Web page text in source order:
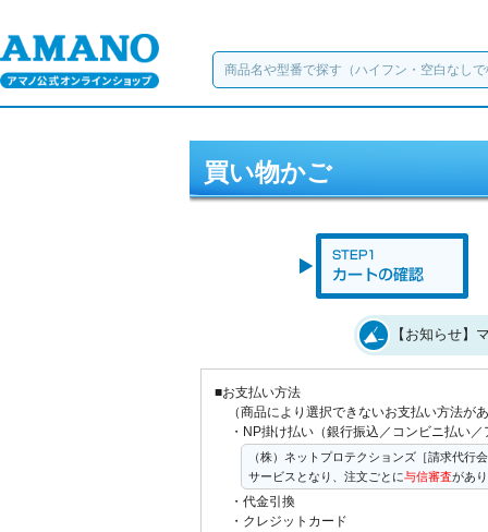
買い物かご
【お知らせ】
■お支払い方法
（商品により選択できないお支払い方法が
・NP掛け払い（銀行振込／コンビニ払い
（株）ネットプロテクションズ［請求代行
サービスとなり、注文ごとに与信審査があ
・代金引換
・クレジットカード